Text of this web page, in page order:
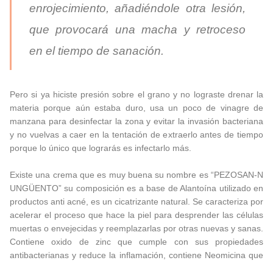
enrojecimiento, añadiéndole otra lesión,
que provocará una macha y retroceso
en el tiempo de sanación.
Pero si ya hiciste presión sobre el grano y no lograste drenar la
materia porque aún estaba duro, usa un poco de vinagre de
manzana para desinfectar la zona y evitar la invasión bacteriana
y no vuelvas a caer en la tentación de extraerlo antes de tiempo
porque lo único que lograrás es infectarlo más.
Existe una crema que es muy buena su nombre es “PEZOSAN-N
UNGÜENTO” su composición es a base de Alantoína utilizado en
productos anti acné, es un cicatrizante natural. Se caracteriza por
acelerar el proceso que hace la piel para desprender las células
muertas o envejecidas y reemplazarlas por otras nuevas y sanas.
Contiene oxido de zinc que cumple con sus propiedades
antibacterianas y reduce la inflamación, contiene Neomicina que